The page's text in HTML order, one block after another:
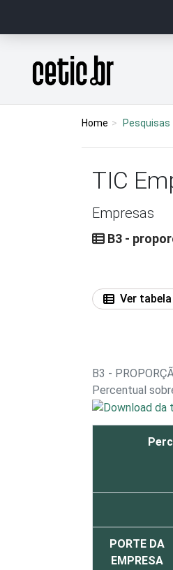
Página inicial
Home Pesquisas
TIC
Empresas
B3 -
Ver
B3 -
Percentual
PORTE DA
EMPRESA